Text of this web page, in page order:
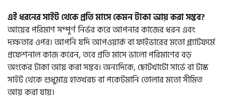
এই ধরনের সাইট থেকে প্রতি মাসে কেমন টাকা আয় করা সম্ভব?
আয়ের পরিমাণ সম্পূর্ণ নির্ভর করে আপনার কাজের ধরন এবং
দক্ষতার ওপর। আপনি যদি আপওয়ার্ক বা ফাইভারের মতো প্ল্যাটফর্মে
প্রফেশনাল কাজ করেন, তবে প্রতি মাসে ভালো পরিমাণের বড়
অংকের টাকা আয় করা সম্ভব। অন্যদিকে, ছোটখাটো সার্ভে বা টাস্ক
সাইট থেকে শুধুমাত্র হাতখরচ বা পকেটমানি তোলার মতো সীমিত
আয় করা যায়।